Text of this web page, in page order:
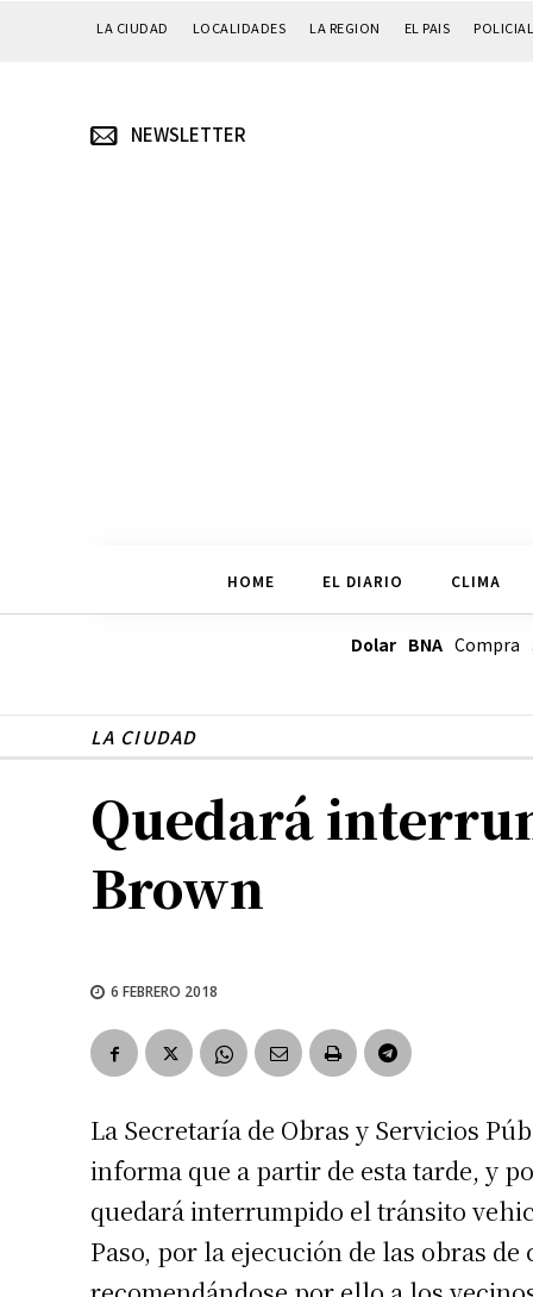
LA CIUDAD LOCALIDADES LA REGION EL PAIS
NEWSLETTER
HOME EL DIARIO CLIMA
Dolar BNACompra
LA CIUDAD
Quedará
Brown
6 FEBRERO 2018
La Secretaría de Obras y Servicios
informa que a partir de esta tarde, y
quedará interrumpido el tránsito
Paso, por la ejecución de las obras